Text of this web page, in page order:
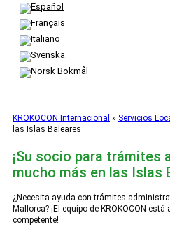
KROKOCON Internacional » Servicios
las Islas Baleares
¡Su socio para trámites
mucho más en las Islas
¿Necesita ayuda con trámites
Mallorca? ¡El equipo de KROKOCON
competente!